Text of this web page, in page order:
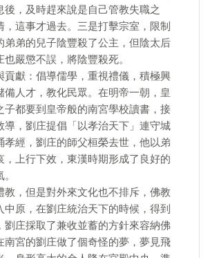
後，及時趕來說是自己管教失職之
，這事才過去。三是打擊宗室，限制
弟弟的兒子陰豐殺了公主，但陰太后
嚴懲不誤，將陰豐殺死。
貢獻：倡導儒學，重視禮儀，積極興
備人才，教化民眾。在明帝一朝，皇
子都要到皇帝般的南宮學校讀書，接
導，劉庄提倡「以孝治天下」連守城
孝經，劉庄的師父桓榮去世，他以弟
，上行下效，東漢時期形成了良好的
教，但是對外來文化也不排斥，佛教
中原，在劉庄統治天下的時候，得到
劉庄採取了兼收並蓄的方針來容納佛
南宮的劉庄做了個奇怪的夢，夢見飛